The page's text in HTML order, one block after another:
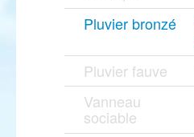
Pluvier bronzé
Pluvier fauve
Vanneau
sociable